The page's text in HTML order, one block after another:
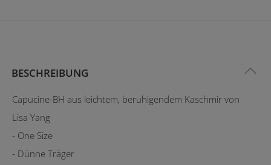
BESCHREIBUNG
Capucine-BH aus leichtem, beruhigendem Kaschmir von
Lisa Yang
- One Size
- Dünne Träger